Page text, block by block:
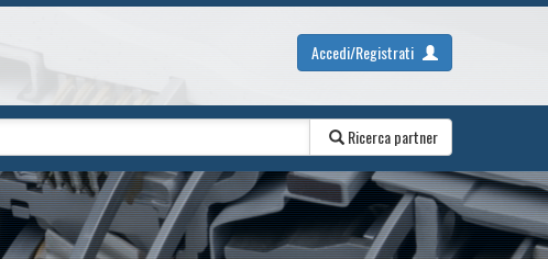
Accedi/Registrati
Ricerca partner